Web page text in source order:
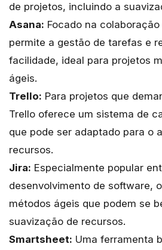
de projetos, incluindo a
Asana: Focado na
permite a gestão de tarefas e
facilidade, ideal para projetos
ágeis.
Trello: Para projetos que
Trello oferece um sistema de
que pode ser adaptado para o
recursos.
Jira: Especialmente popular
desenvolvimento de software,
métodos ágeis que podem se
suavização de recursos.
Smartsheet: Uma ferramenta